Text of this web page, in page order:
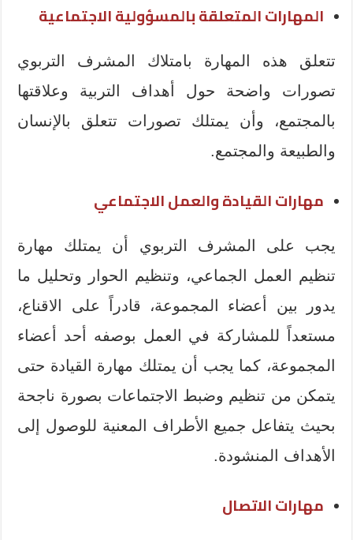
المهارات المتعلقة بالمسؤولية الاجتماعية
تتعلق هذه المهارة بامتلاك المشرف التربوي
تصورات واضحة حول أهداف التربية وعلاقتها
بالمجتمع، وأن يمتلك تصورات تتعلق بالإنسان
والطبيعة والمجتمع.
مهارات القيادة والعمل الاجتماعي
يجب على المشرف التربوي أن يمتلك مهارة
تنظيم العمل الجماعي، وتنظيم الحوار وتحليل ما
يدور بين أعضاء المجموعة، قادراً على الاقناع،
مستعداً للمشاركة في العمل بوصفه أحد أعضاء
المجموعة، كما يجب أن يمتلك مهارة القيادة حتى
يتمكن من تنظيم وضبط الاجتماعات بصورة ناجحة
بحيث يتفاعل جميع الأطراف المعنية للوصول إلى
الأهداف المنشودة.
مهارات الاتصال